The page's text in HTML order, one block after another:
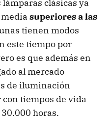
clásicas ya
superiores a las
tienen modos
este tiempo por
es que además en
al mercado
de iluminación
con tiempos de vida
horas.